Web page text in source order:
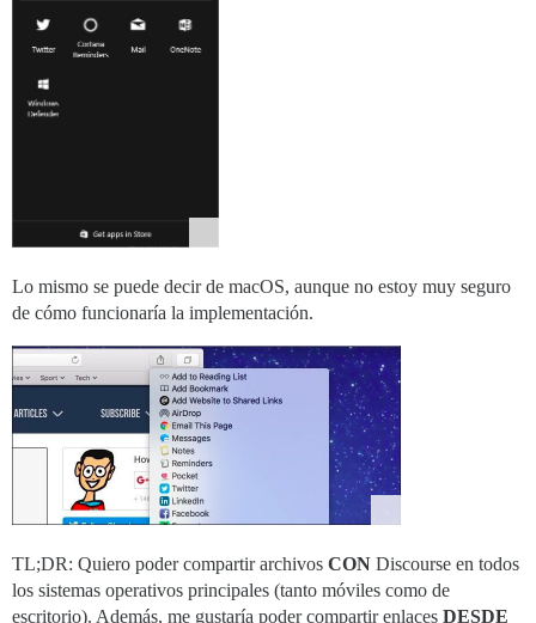
Lo mismo se puede decir de macOS, aunque no estoy muy seguro
de cómo funcionaría la implementación.
TL;DR: Quiero poder compartir archivos CON Discourse en todos
los sistemas operativos principales (tanto móviles como de
escritorio). Además, me gustaría poder compartir enlaces DESDE